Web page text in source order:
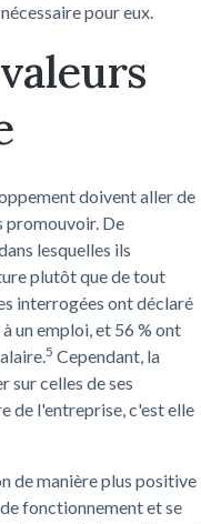
pour eux.
doivent aller de
promouvoir. De
lesquelles ils
plutôt que de tout
interrogées ont déclaré
un emploi, et 56 % ont
5 Cependant, la
sur celles de ses
de l'entreprise, c'est elle
de manière plus positive
fonctionnement et se